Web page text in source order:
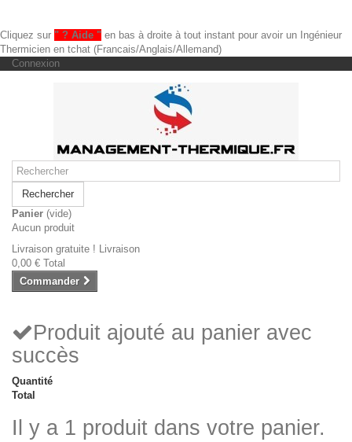
Cliquez sur " ? Aide " en bas à droite à tout instant pour avoir un Ingénieur
Thermicien en tchat (Francais/Anglais/Allemand)
Connexion
Rechercher
Panier (vide)
Aucun produit
Livraison gratuite ! Livraison
0,00 € Total
Commander
Produit ajouté au panier avec
succès
Quantité
Total
Il y a 1 produit dans votre panier.